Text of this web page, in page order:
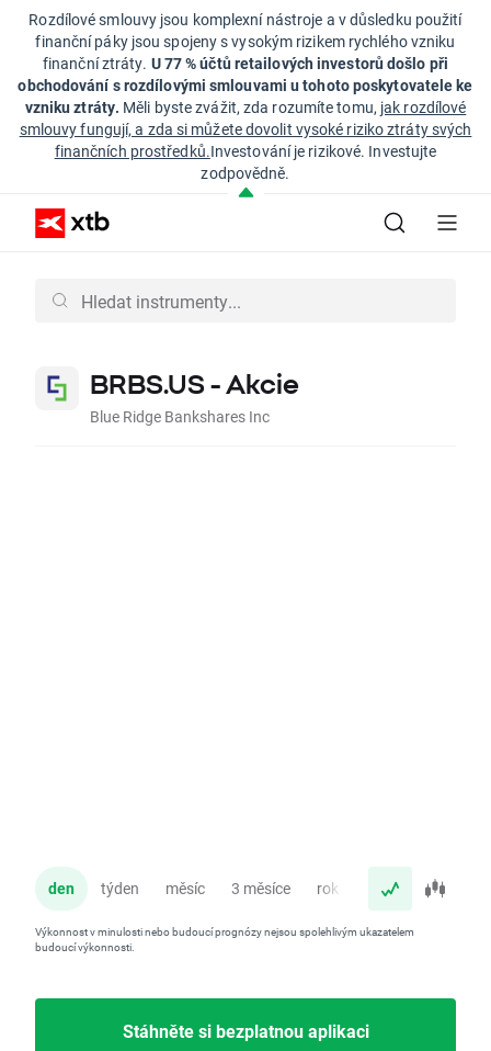
Rozdílové smlouvy jsou komplexní nástroje a v důsledku použití
finanční páky jsou spojeny s vysokým rizikem rychlého vzniku
finanční ztráty. U 77 % účtů retailových investorů došlo při
obchodování s rozdílovými smlouvami u tohoto poskytovatele ke
vzniku ztráty. Měli byste zvážit, zda rozumíte tomu, jak rozdílové
smlouvy fungují, a zda si můžete dovolit vysoké riziko ztráty svých
finančních prostředků.Investování je rizikové. Investujte
zodpovědně.
BRBS.US - Akcie
Blue Ridge Bankshares Inc
den týden měsíc 3 měsíce rok
Výkonnost v minulosti nebo budoucí prognózy nejsou spolehlivým ukazatelem
budoucí výkonnosti.
Stáhněte si bezplatnou aplikaci